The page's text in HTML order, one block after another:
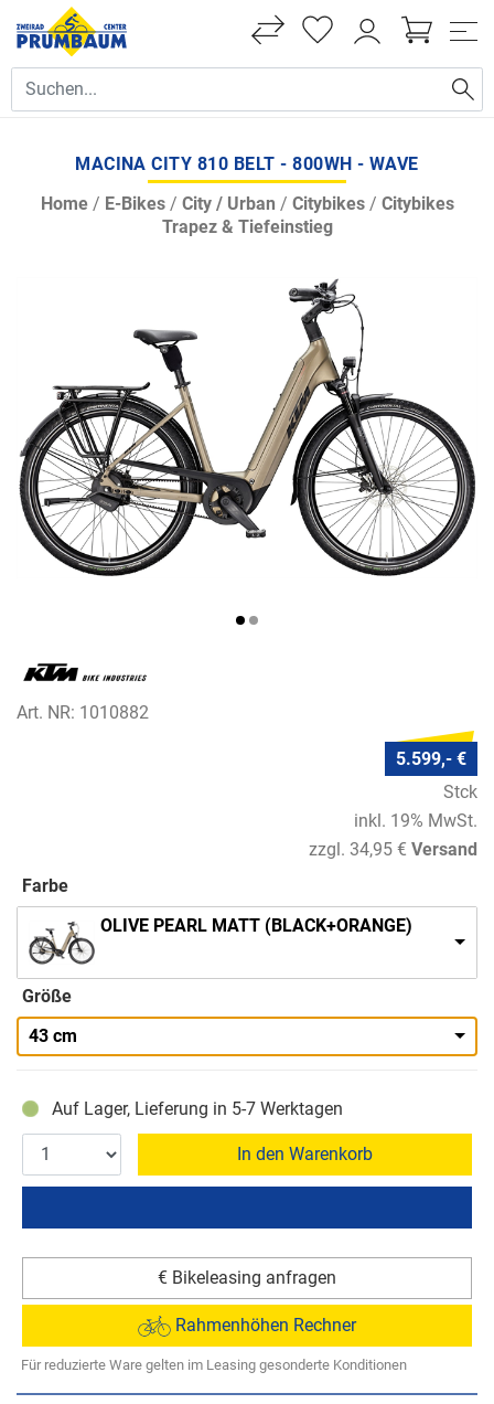
MACINA CITY 810 BELT - 800WH - WAVE
Home/ E-Bikes/ City / Urban / Citybikes/ Citybikes
Trapez & Tiefeinstieg
Art. NR: 1010882
5.599,- €
Stck
inkl. 19% MwSt.
zzgl. 34,95 € Versand
Farbe
OLIVE PEARL MATT (BLACK+ORANGE)
Größe
43 cm
Auf Lager, Lieferung in 5-7 Werktagen
In den Warenkorb
€ Bikeleasing anfragen
Rahmenhöhen Rechner
Für reduzierte Ware gelten im Leasing gesonderte Konditionen